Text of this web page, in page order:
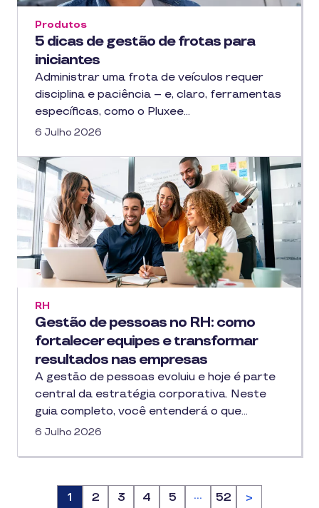
5 dicas de gestão de frotas para
iniciantes
Produtos
Administrar uma frota de veículos requer
disciplina e paciência – e, claro, ferramentas
específicas, como o Pluxee…
6 Julho 2026
Gestão de pessoas no RH: como
fortalecer equipes e transformar
resultados nas empresas
RH
A gestão de pessoas evoluiu e hoje é parte
central da estratégia corporativa. Neste
guia completo, você entenderá o que…
6 Julho 2026
Página
1 Página
2 Página
3 Página
4 Página
5 … Página
52 >